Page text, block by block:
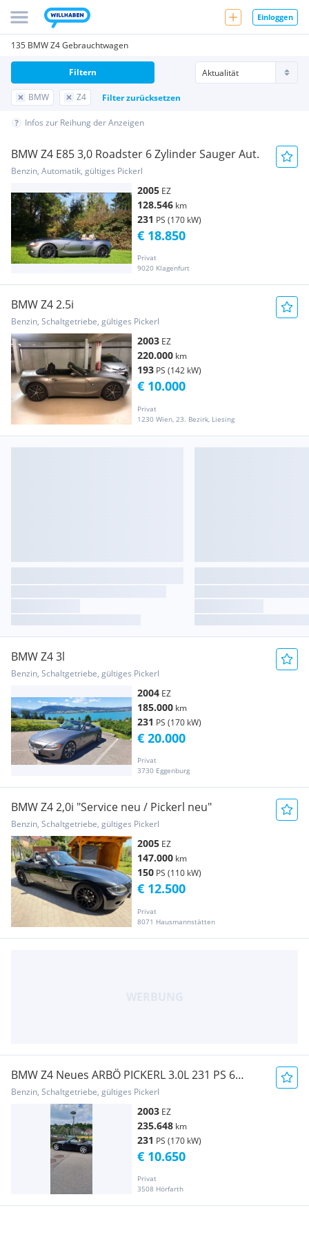
Einloggen
135 BMW Z4 Gebrauchtwagen
BMW Z4 Filter zurücksetzen
Filtern
Infos zur Reihung der Anzeigen
BMW Z4 E85 3,0 Roadster 6 Zylinder Sauger Aut.
Benzin, Automatik, gültiges Pickerl
2005 EZ
128.546 km
231 PS (170 kW)
Privat
9020 Klagenfurt
€ 18.850
BMW Z4 2.5i
Benzin, Schaltgetriebe, gültiges Pickerl
2003 EZ
220.000 km
193 PS (142 kW)
Privat
1230 Wien, 23. Bezirk, Liesing
€ 10.000
BMW Z4 3l
Benzin, Schaltgetriebe, gültiges Pickerl
2004 EZ
185.000 km
231 PS (170 kW)
Privat
3730 Eggenburg
€ 20.000
BMW Z4 2,0i "Service neu / Pickerl neu"
Benzin, Schaltgetriebe, gültiges Pickerl
2005 EZ
147.000 km
150 PS (110 kW)
Privat
8071 Hausmannstätten
€ 12.500
BMW Z4 Neues ARBÖ PICKERL 3.0L 231 PS 6
Schaltung
Benzin, Schaltgetriebe, gültiges Pickerl
2003 EZ
235.648 km
231 PS (170 kW)
Privat
3508 Hörfarth
€ 10.650